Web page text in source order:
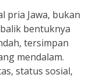
pria Jawa, bukan
bentuknya
tersimpan
mendalam.
status sosial,